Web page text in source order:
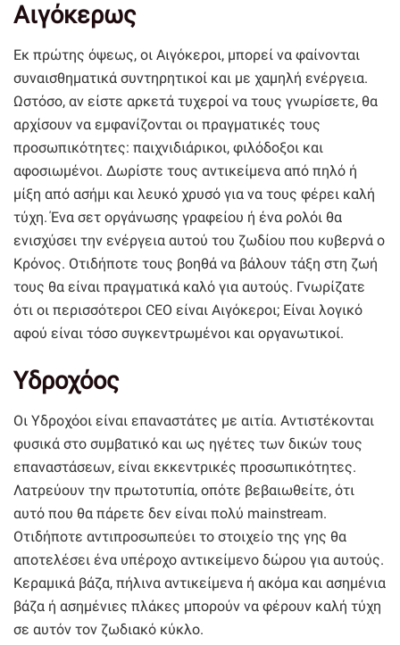
Αιγόκερως
Εκ πρώτης όψεως, οι Αιγόκεροι, μπορεί να φαίνονται
συναισθηματικά συντηρητικοί και με χαμηλή ενέργεια.
Ωστόσο, αν είστε αρκετά τυχεροί να τους γνωρίσετε, θα
αρχίσουν να εμφανίζονται οι πραγματικές τους
προσωπικότητες: παιχνιδιάρικοι, φιλόδοξοι και
αφοσιωμένοι. Δωρίστε τους αντικείμενα από πηλό ή
μίξη από ασήμι και λευκό χρυσό για να τους φέρει καλή
τύχη. Ένα σετ οργάνωσης γραφείου ή ένα ρολόι θα
ενισχύσει την ενέργεια αυτού του ζωδίου που κυβερνά ο
Κρόνος. Οτιδήποτε τους βοηθά να βάλουν τάξη στη ζωή
τους θα είναι πραγματικά καλό για αυτούς. Γνωρίζατε
ότι οι περισσότεροι CEO είναι Αιγόκεροι; Είναι λογικό
αφού είναι τόσο συγκεντρωμένοι και οργανωτικοί.
Υδροχόος
Οι Υδροχόοι είναι επαναστάτες με αιτία. Αντιστέκονται
φυσικά στο συμβατικό και ως ηγέτες των δικών τους
επαναστάσεων, είναι εκκεντρικές προσωπικότητες.
Λατρεύουν την πρωτοτυπία, οπότε βεβαιωθείτε, ότι
αυτό που θα πάρετε δεν είναι πολύ mainstream.
Οτιδήποτε αντιπροσωπεύει το στοιχείο της γης θα
αποτελέσει ένα υπέροχο αντικείμενο δώρου για αυτούς.
Κεραμικά βάζα, πήλινα αντικείμενα ή ακόμα και ασημένια
βάζα ή ασημένιες πλάκες μπορούν να φέρουν καλή τύχη
σε αυτόν τον ζωδιακό κύκλο.